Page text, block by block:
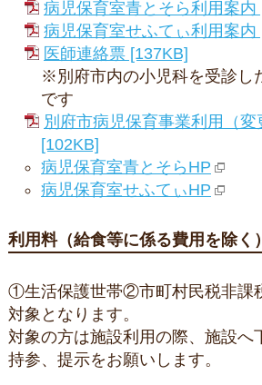
病児保育室青とそら利用案内
病児保育室せふてぃ利用案内
医師連絡票 [137KB]
※別府市内の小児科を受診し
です
別府市病児保育事業利用（変
[102KB]
病児保育室青とそらHP
病児保育室せふてぃHP
利用料（給食等に係る費用を除く
①生活保護世帯②市町村民税非課
対象となります。
対象の方は施設利用の際、施設へ
持参、提示をお願いします。